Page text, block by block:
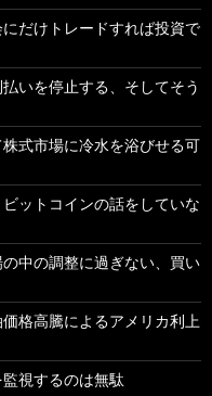
だけトレードすれば投資で
いを停止する、そしてそう
式市場に冷水を浴びせる可
ットコインの話をしていな
中の調整に過ぎない、買い
格高騰によるアメリカ利上
視するのは無駄